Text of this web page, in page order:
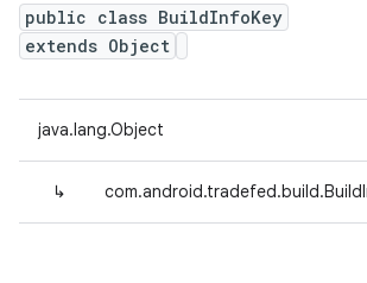
public class BuildInfoKey
extends Object
java.lang.Object
↳